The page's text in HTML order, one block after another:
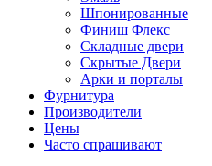
Шпонированные
Финиш Флекс
Складные двери
Скрытые Двери
Арки и порталы
Фурнитура
Производители
Цены
Часто спрашивают